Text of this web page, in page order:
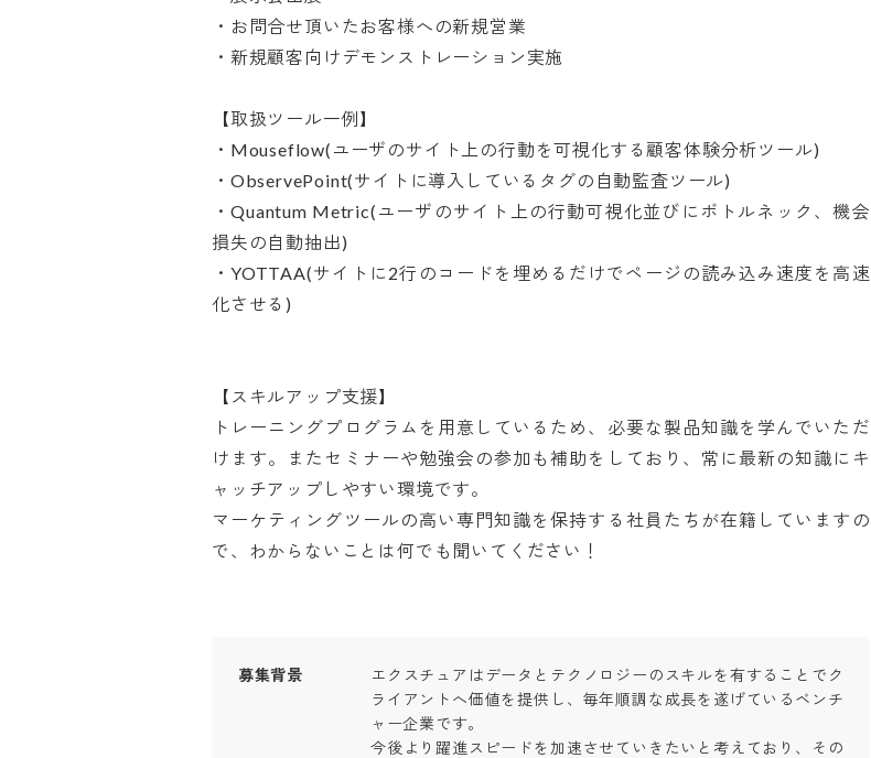
・お問合せ頂いたお客様への新規営業
・新規顧客向けデモンストレーション実施
【取扱ツール一例】
・Mouseflow(ユーザのサイト上の行動を可視化する顧客体験分析ツール)
・ObservePoint(サイトに導入しているタグの自動監査ツール)
・Quantum Metric(ユーザのサイト上の行動可視化並びにボトルネック、機会
損失の自動抽出)
・YOTTAA(サイトに2行のコードを埋めるだけでページの読み込み速度を高速
化させる)
【スキルアップ支援】
トレーニングプログラムを用意しているため、必要な製品知識を学んでいただ
けます。またセミナーや勉強会の参加も補助をしており、常に最新の知識にキ
ャッチアップしやすい環境です。
マーケティングツールの高い専門知識を保持する社員たちが在籍していますの
で、わからないことは何でも聞いてください！
募集背景
エクスチュアはデータとテクノロジーのスキルを有することでク
ライアントへ価値を提供し、毎年順調な成長を遂げているベンチ
ャー企業です。
今後より躍進スピードを加速させていきたいと考えており、その